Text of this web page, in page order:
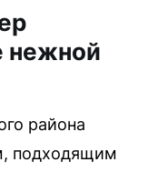
нежной
района
подходящим